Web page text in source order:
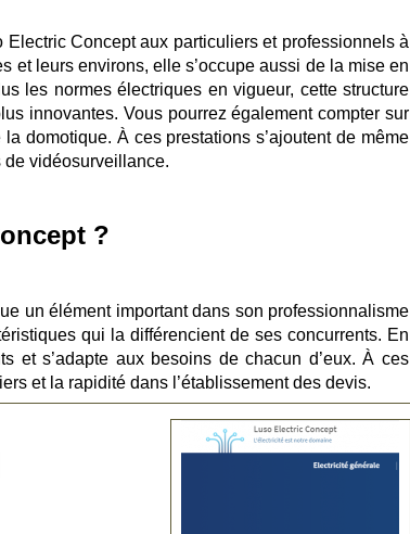
Concept aux particuliers et professionnels à
et leurs environs, elle s’occupe aussi de la mise en
les normes électriques en vigueur, cette structure
innovantes. Vous pourrez également compter sur
domotique. À ces prestations s’ajoutent de même
vidéosurveillance.
?
un élément important dans son professionnalisme
qui la différencient de ses concurrents. En
et s’adapte aux besoins de chacun d’eux. À ces
et la rapidité dans l’établissement des devis.